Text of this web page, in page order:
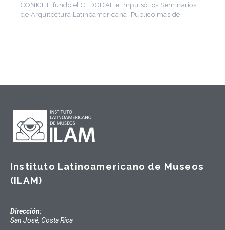
CONICET, fundó el CEDODAL e impulsó los Seminarios
de Arquitectura Latinoamericana. Publicó más de
Instituto Latinoamericano de Museos
(ILAM)
Dirección:
San José, Costa Rica